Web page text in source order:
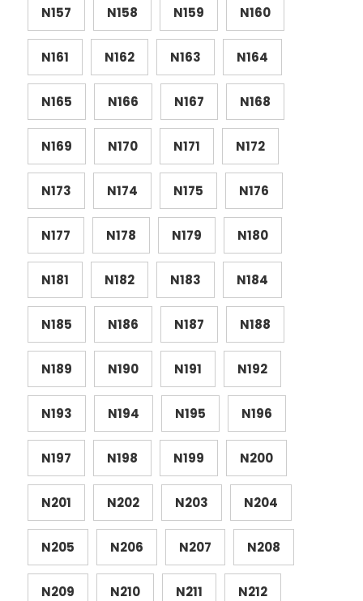
N157 N158 N159 N160
N161 N162 N163 N164
N165 N166 N167 N168
N169 N170 N171 N172
N173 N174 N175 N176
N177 N178 N179 N180
N181 N182 N183 N184
N185 N186 N187 N188
N189 N190 N191 N192
N193 N194 N195 N196
N197 N198 N199 N200
N201 N202 N203 N204
N205 N206 N207 N208
N209 N210 N211 N212